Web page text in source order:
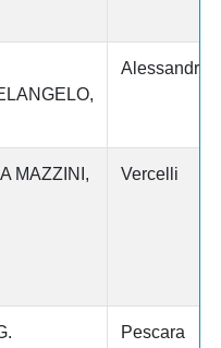
Alessandria
MAZZINI,
Vercelli
Pescara